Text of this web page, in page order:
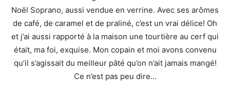
Noël Soprano, aussi vendue en verrine. Avec ses arômes
de café, de caramel et de praliné, c’est un vrai délice! Oh
et j’ai aussi rapporté à la maison une tourtière au cerf qui
était, ma foi, exquise. Mon copain et moi avons convenu
qu’il s’agissait du meilleur pâté qu’on n’ait jamais mangé!
Ce n’est pas peu dire…